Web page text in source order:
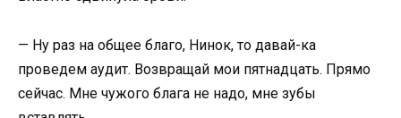
— Ну раз на общее благо, Нинок, то давай-ка
проведем аудит. Возвращай мои пятнадцать. Прямо
сейчас. Мне чужого блага не надо, мне зубы